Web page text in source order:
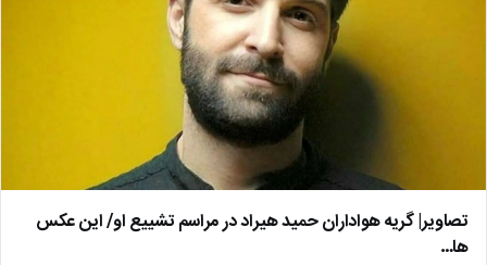
تصاویر| گریه هواداران حمید هیراد در مراسم تشییع او/ این عکس
ها…